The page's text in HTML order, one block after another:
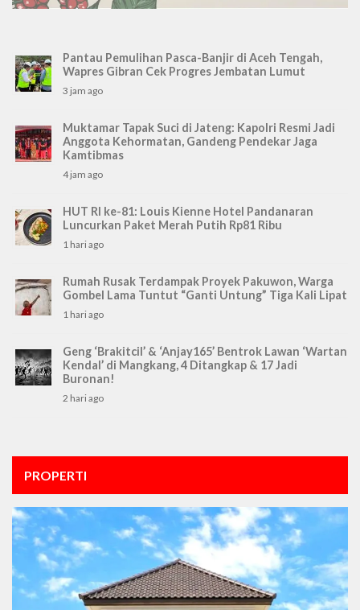
Pantau Pemulihan Pasca-Banjir di Aceh Tengah,
Wapres Gibran Cek Progres Jembatan Lumut
3 jam ago
Muktamar Tapak Suci di Jateng: Kapolri Resmi Jadi
Anggota Kehormatan, Gandeng Pendekar Jaga
Kamtibmas
4 jam ago
HUT RI ke-81: Louis Kienne Hotel Pandanaran
Luncurkan Paket Merah Putih Rp81 Ribu
1 hari ago
Rumah Rusak Terdampak Proyek Pakuwon, Warga
Gombel Lama Tuntut “Ganti Untung” Tiga Kali Lipat
1 hari ago
Geng ‘Brakitcil’ & ‘Anjay165’ Bentrok Lawan ‘Wartan
Kendal’ di Mangkang, 4 Ditangkap & 17 Jadi
Buronan!
2 hari ago
PROPERTI